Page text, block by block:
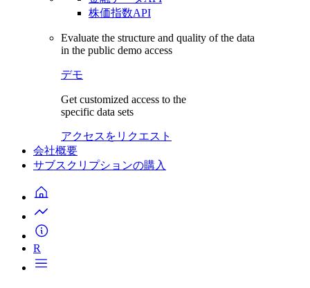
株価指数API
Evaluate the structure and quality of the data
in the public demo access
デモ
Get customized access to the
specific data sets
アクセスをリクエスト
会社概要
サブスクリプションの購入
R